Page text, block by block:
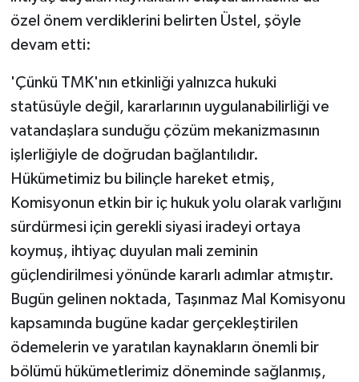
özel önem verdiklerini belirten Üstel, şöyle
devam etti:
'Çünkü TMK'nın etkinliği yalnızca hukuki
statüsüyle değil, kararlarının uygulanabilirliği ve
vatandaşlara sunduğu çözüm mekanizmasının
işlerliğiyle de doğrudan bağlantılıdır.
Hükümetimiz bu bilinçle hareket etmiş,
Komisyonun etkin bir iç hukuk yolu olarak varlığını
sürdürmesi için gerekli siyasi iradeyi ortaya
koymuş, ihtiyaç duyulan mali zeminin
güçlendirilmesi yönünde kararlı adımlar atmıştır.
Bugün gelinen noktada, Taşınmaz Mal Komisyonu
kapsamında bugüne kadar gerçekleştirilen
ödemelerin ve yaratılan kaynakların önemli bir
bölümü hükümetlerimiz döneminde sağlanmış,